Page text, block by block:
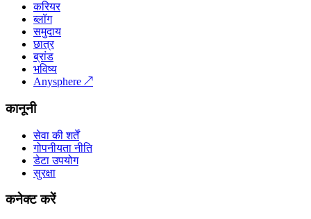
करियर
ब्लॉग
समुदाय
छात्र
ब्रांड
भविष्य
Anysphere ↗
कानूनी
सेवा की शर्तें
गोपनीयता नीति
डेटा उपयोग
सुरक्षा
कनेक्ट करें